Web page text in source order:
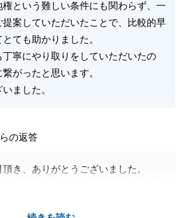
という難しい条件にも関わらず、一
案していただいたことで、比較的早
ても助かりました。
丁寧にやり取りをしていただいたの
がったと思います。
ました。
の返答
き、ありがとうございました。